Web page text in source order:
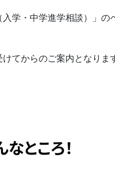
学・中学進学相談）」の
てからのご案内となりま
ところ！